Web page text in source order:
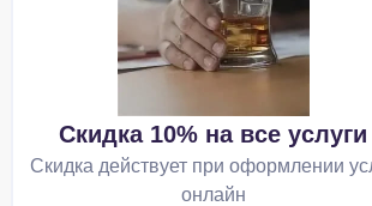
Скидка 10% на все услуги
Скидка действует при оформлении
онлайн